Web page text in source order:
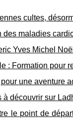
cultes,
des maladies
Yves Michel Noël
: Formation pour
une aventure
à découvrir sur
le point de